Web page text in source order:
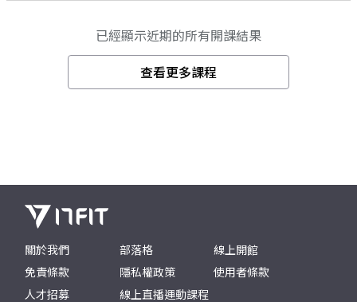
已經顯示近期的所有開課結果
查看更多課程
關於我們 部落格
線上開館
免責條款
隱私權政策
使用者條款
人才招募
線上直播運動課程